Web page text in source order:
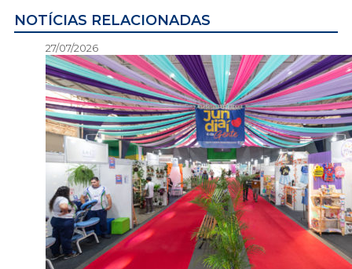
NOTÍCIAS RELACIONADAS
27/07/2026